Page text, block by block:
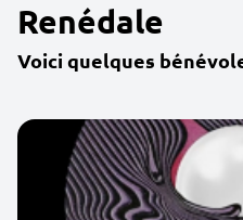
Renédale
Voici quelques